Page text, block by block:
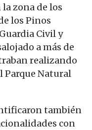
zona de los
los Pinos
Civil y
a más de
realizando
Parque Natural
también
con